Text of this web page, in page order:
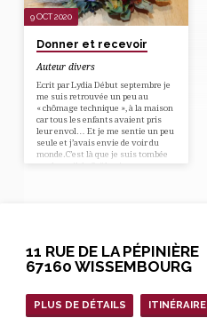
9 OCT 2020
Donner et recevoir
Auteur divers
Ecrit par Lydia Début septembre je
me suis retrouvée un peu au
« chômage technique », à la maison
car tous les enfants avaient pris
leur envol… Et je me sentie un peu
seule et j’avais envie de voir du
monde.C’est là que je suis tombée
11 RUE DE LA PÉPINIÈRE
67160 WISSEMBOURG
PLUS DE DÉTAILS ITINÉRAIRE